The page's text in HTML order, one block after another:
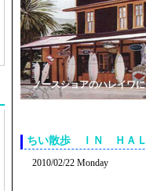
ノースショアのハレイワ
ちい散歩 ＩＮ ＨＡＬ
2010/02/22 Monday